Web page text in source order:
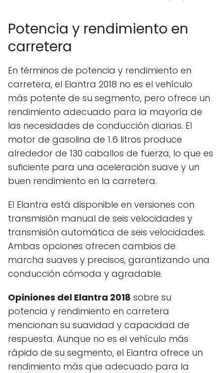
Potencia y rendimiento en
carretera
En términos de potencia y rendimiento en
carretera, el Elantra 2018 no es el vehículo
más potente de su segmento, pero ofrece un
rendimiento adecuado para la mayoría de
las necesidades de conducción diarias. El
motor de gasolina de 1.6 litros produce
alrededor de 130 caballos de fuerza, lo que es
suficiente para una aceleración suave y un
buen rendimiento en la carretera.
El Elantra está disponible en versiones con
transmisión manual de seis velocidades y
transmisión automática de seis velocidades.
Ambas opciones ofrecen cambios de
marcha suaves y precisos, garantizando una
conducción cómoda y agradable.
Opiniones del Elantra 2018 sobre su
potencia y rendimiento en carretera
mencionan su suavidad y capacidad de
respuesta. Aunque no es el vehículo más
rápido de su segmento, el Elantra ofrece un
rendimiento más que adecuado para la